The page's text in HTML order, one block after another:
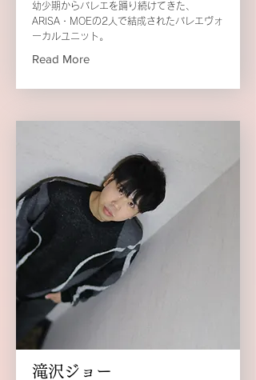
幼少期からバレエを踊り続けてきた、
ARISA・MOEの2人で結成されたバレエヴォ
ーカルユニット。
Read More
滝沢ジョー